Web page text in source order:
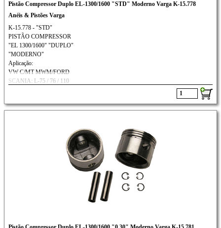
Pistão Compressor Duplo EL-1300/1600 "STD" Moderno Varga K-15.778
Anéis & Pistões Varga
K-15.778 - "STD"
PISTÃO COMPRESSOR
"EL 1300/1600" "DUPLO"
"MODERNO"
Aplicação:
VW C/MT MWM/FORD
SCANIA: L-75 / 76 / 110